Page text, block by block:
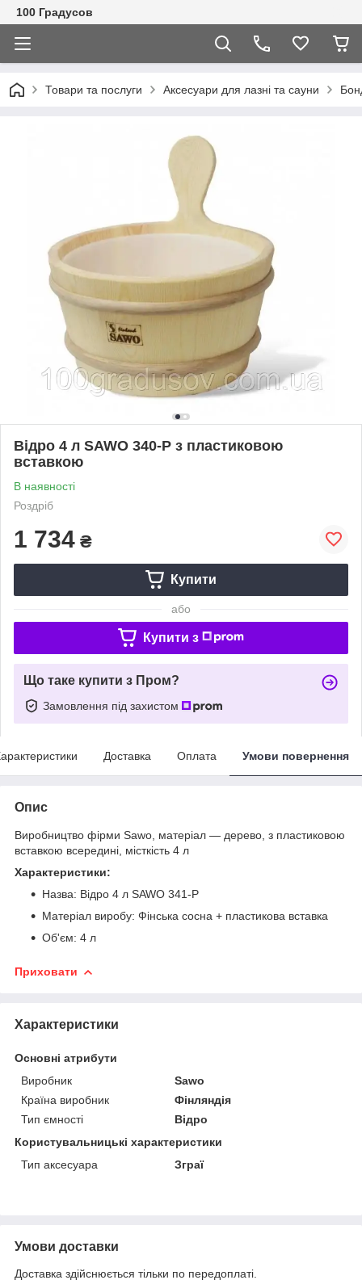
100 Градусов
Товари та послуги Аксесуари для лазні та сауни
Відро 4 л SAWO 340-P з пластиковою
вставкою
В наявності
Роздріб
1 734 ₴
Купити
або
Купити з
Що таке купити з Пром?
Замовлення під захистом
Доставка Оплата Умови повернення
Опис
Виробництво фірми Sawo, матеріал — дерево, з пластиковою
вставкою всередині, місткість 4 л
Характеристики:
Назва: Відро 4 л SAWO 341-P
Матеріал виробу: Фінська сосна + пластикова вставка
Об'єм: 4 л
Приховати
Характеристики
Основні атрибути
Виробник
Sawo
Країна виробник
Фінляндія
Тип ємності
Відро
Користувальницькі характеристики
Тип аксесуара
Зграї
Умови доставки
Доставка здійснюється тільки по передоплаті.